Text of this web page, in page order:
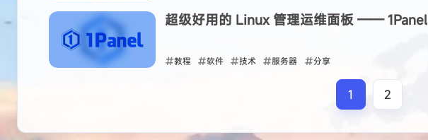
2024-04-09
超级好用的 Linux 管理运维面板 —— 1Panel
教程 软件 技术 服务器 分享
1 2